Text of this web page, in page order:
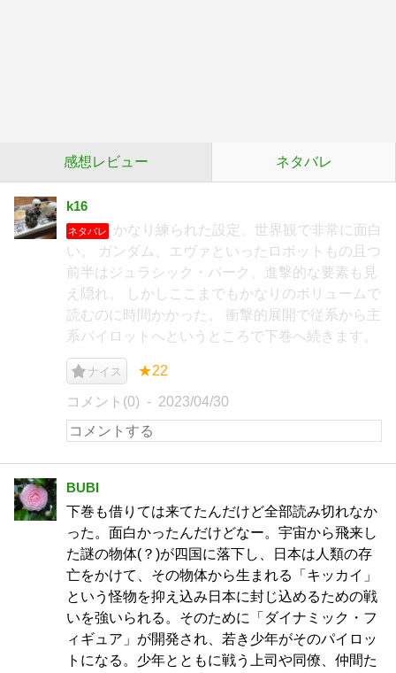
感想レビュー ネタバレ
k16
ネタバレ
かなり練られた設定、世界観で非常に面白
い。 ガンダム、エヴァといったロボットもの且つ
前半はジュラシック・パーク、進撃的な要素も見
え隠れ。 しかしここまでもかなりのボリュームで
読むのに時間かかった。 衝撃的展開で従系から主
系パイロットへというところで下巻へ続きます。
ナイス ★22
コメント(0) 2023/04/30
BUBI
下巻も借りては来てたんだけど全部読み切れなか
った。面白かったんだけどなー。宇宙から飛来し
た謎の物体(？)が四国に落下し、日本は人類の存
亡をかけて、その物体から生まれる「キッカイ」
という怪物を抑え込み日本に封じ込めるための戦
いを強いられる。そのために「ダイナミック・フ
ィギュア」が開発され、若き少年がそのパイロッ
トになる。少年とともに戦う上司や同僚、仲間た